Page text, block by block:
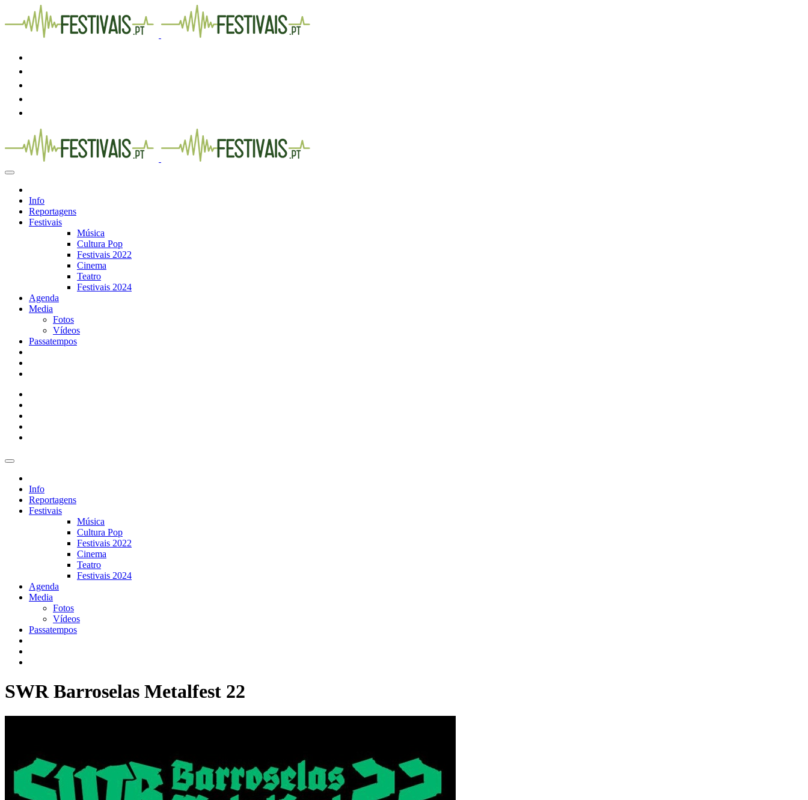
Info
Reportagens
Festivais
Música
Cultura Pop
Festivais 2022
Cinema
Teatro
Festivais 2024
Agenda
Media
Fotos
Vídeos
Passatempos
Info
Reportagens
Festivais
Música
Cultura Pop
Festivais 2022
Cinema
Teatro
Festivais 2024
Agenda
Media
Fotos
Vídeos
Passatempos
SWR Barroselas Metalfest 22